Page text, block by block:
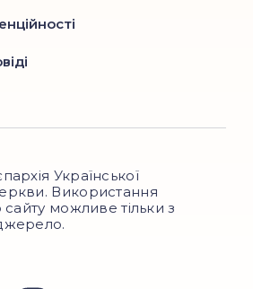
Української
Використання
сайту можливе тільки з